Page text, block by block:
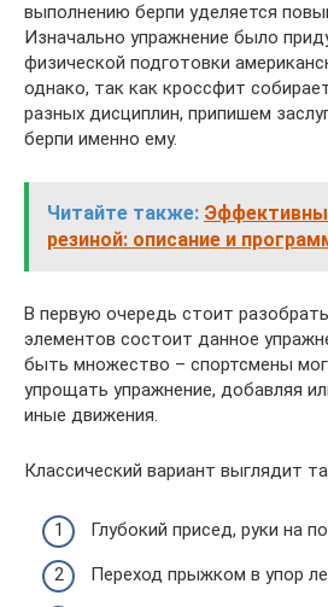
выполнению берпи уделяется
Изначально упражнение было
физической подготовки
однако, так как кроссфит
разных дисциплин, припишем
берпи именно ему.
Читайте также:
резиной: описание и
В первую очередь стоит
элементов состоит данное
быть множество – спортсмены
упрощать упражнение, добавляя
иные движения.
Классический вариант выглядит
Глубокий присед, руки на
Переход прыжком в упор